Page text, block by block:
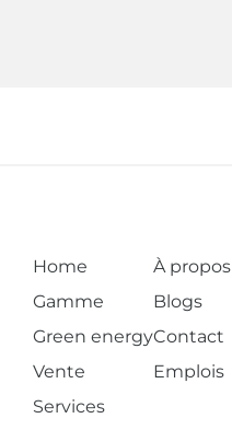
Home
Gamme
Green energy
Vente
Services
À propos
Blogs
Contact
Emplois